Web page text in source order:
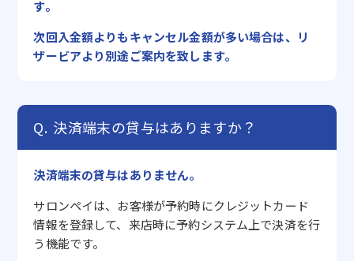
す。
次回入金額よりもキャンセル金額が多い場合は、リ
ザービアより別途ご案内を致します。
決済端末の貸与はありますか？
決済端末の貸与はありません。
サロンペイは、お客様が予約時にクレジットカード
情報を登録して、来店時に予約システム上で決済を行
う機能です。